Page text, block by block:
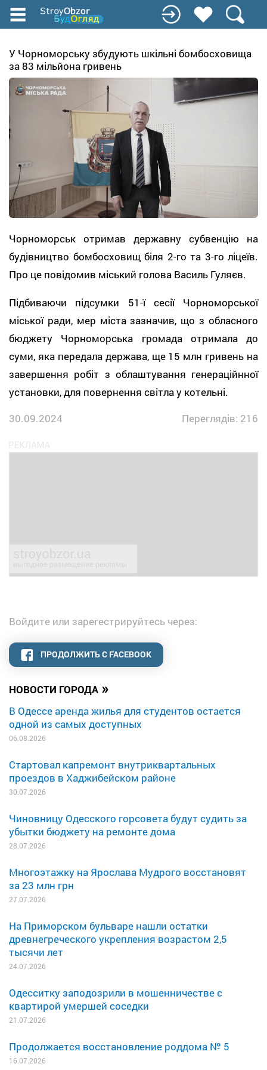
Перейти
содержанию
НОВОСТИ ГОРОДА »
В Одессе аренда жилья для студентов остается
одной из самых доступных
06.08.2026
Стартовал капремонт внутриквартальных
проездов в Хаджибейском районе
30.07.2026
Чиновницу Одесского горсовета будут судить за
убытки бюджету на ремонте дома
28.07.2026
Многоэтажку на Ярослава Мудрого восстановят
за 23 млн грн
27.07.2026
На Приморском бульваре нашли остатки
древнегреческого укрепления возрастом 2,5
тысячи лет
24.07.2026
Одесситку заподозрили в мошенничестве с
квартирой умершей соседки
21.07.2026
Продолжается восстановление роддома № 5
16.07.2026
У Чорноморську збудують шкільні бомбосховища
за 83 мільйона гривень
Чорноморськ отримав державну субвенцію на
будівництво бомбосховищ біля 2-го та 3-го ліцеїв.
Про це повідомив міський голова Василь Гуляєв.
Підбиваючи підсумки 51-ї сесії Чорноморської
міської ради, мер міста зазначив, що з обласного
бюджету Чорноморська громада отримала до
суми, яка передала держава, ще 15 млн гривень на
завершення робіт з облаштування генераційнної
установки, для повернення світла у котельні.
30.09.2024
Переглядів: 216
Войдите или зарегестрируйтесь через:
ПРОДОЛЖИТЬ С FACEBOOK